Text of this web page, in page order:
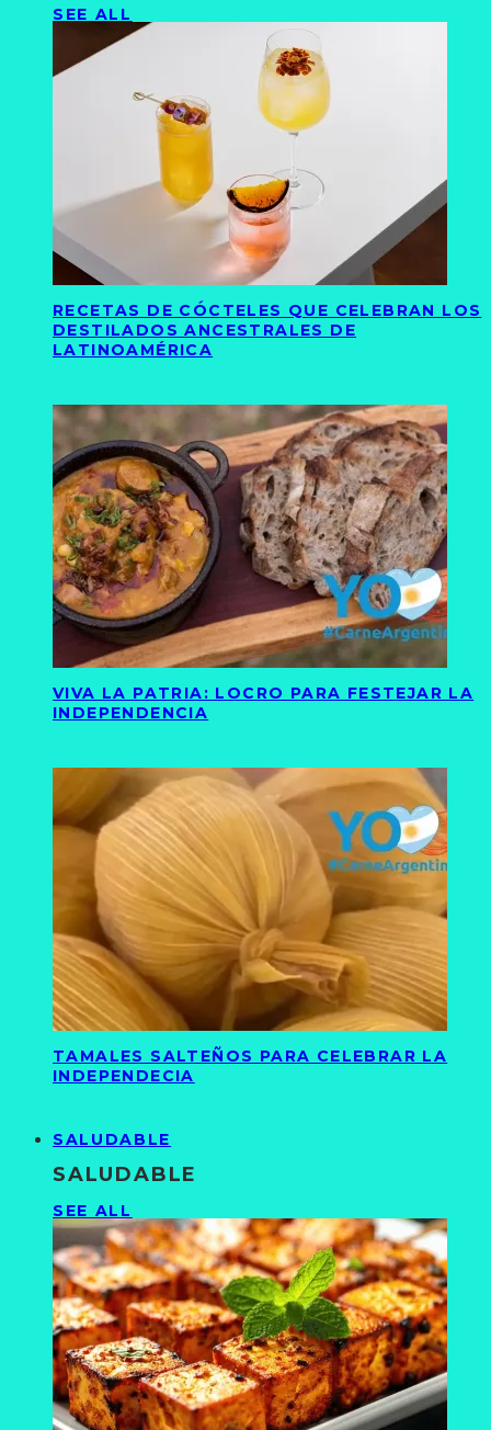
SEE ALL
RECETAS DE CÓCTELES QUE CELEBRAN LOS
DESTILADOS ANCESTRALES DE
LATINOAMÉRICA
VIVA LA PATRIA: LOCRO PARA FESTEJAR LA
INDEPENDENCIA
TAMALES SALTEÑOS PARA CELEBRAR LA
INDEPENDECIA
SALUDABLE
SALUDABLE
SEE ALL